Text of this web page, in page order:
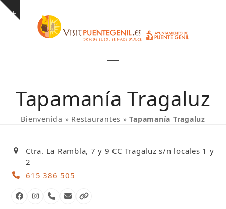
Skip
Show
mobile
menu
mobile
menu
Tapamanía Tragaluz
Bienvenida » Restaurantes »Tapamanía Tragaluz
Ctra. La Rambla, 7 y 9 CC Tragaluz s/n locales 1 y
2
615 386 505
FacebookInstagram
Número
CorreoPágina